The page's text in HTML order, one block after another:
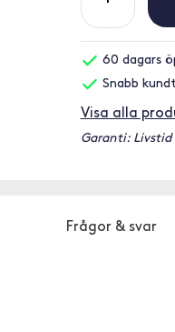
60 dagars
Snabb
Visa alla
Garanti: Livstid
Frågor & svar